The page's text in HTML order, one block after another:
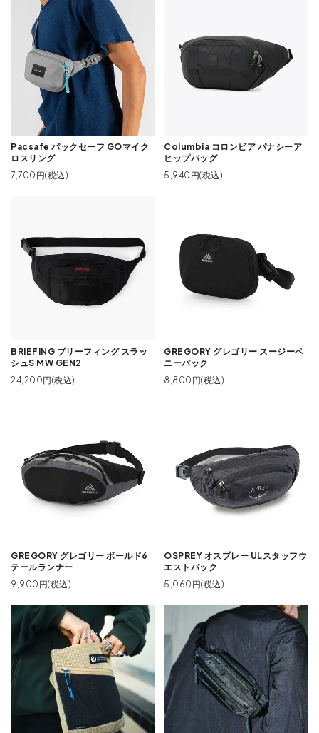
Pacsafe パックセーフ GOマイク
ロスリング
7,700円(税込)
Columbia コロンビア パナシーア
ヒップバッグ
5,940円(税込)
BRIEFING ブリーフィング スラッ
シュS MW GEN2
24,200円(税込)
GREGORY グレゴリー スージーペ
ニーパック
8,800円(税込)
GREGORY グレゴリー ボールド6
テールランナー
9,900円(税込)
OSPREY オスプレー ULスタッフウ
エストパック
5,060円(税込)